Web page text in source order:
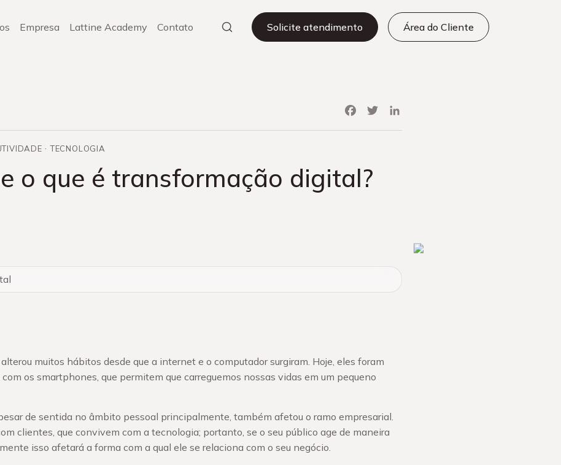
Empresa Lattine Academy Contato Solicite atendimento Área do Cliente
FacebookTwitterLinkedIn
TECNOLOGIA
o que é transformação digital?
muitos hábitos desde que a internet e o computador surgiram. Hoje, eles foram
os smartphones, que permitem que carreguemos nossas vidas em um pequeno
de sentida no âmbito pessoal principalmente, também afetou o ramo empresarial.
clientes, que convivem com a tecnologia; portanto, se o seu público age de maneira
isso afetará a forma com a qual ele se relaciona com o seu negócio.